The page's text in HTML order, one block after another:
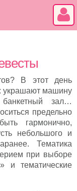
В этот день
украшают машину
зал…
предельно
гармонично,
небольшого и
Тематика
при выборе
и тематические